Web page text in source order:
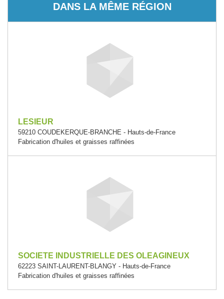
DANS LA MÊME RÉGION
LESIEUR
59210 COUDEKERQUE-BRANCHE - Hauts-de-France
Fabrication d'huiles et graisses raffinées
SOCIETE INDUSTRIELLE DES OLEAGINEUX
62223 SAINT-LAURENT-BLANGY - Hauts-de-France
Fabrication d'huiles et graisses raffinées